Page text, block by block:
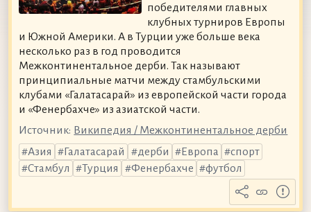
победителями главных
клубных турниров Европы
и Южной Америки. А в Турции уже больше века
несколько раз в год проводится
Межконтинентальное дерби. Так называют
принципиальные матчи между стамбульскими
клубами «Галатасарай» из европейской части города
и «Фенербахче» из азиатской части.
Источник: Википедия / Межконтинентальное дерби
Азия
Галатасарай дерби Европа
спорт
Стамбул
Турция Фенербахче футбол